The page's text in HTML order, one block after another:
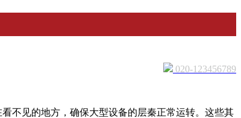
020-123456789
不见的地方，确保大型设备的层秦正常运转。这些其